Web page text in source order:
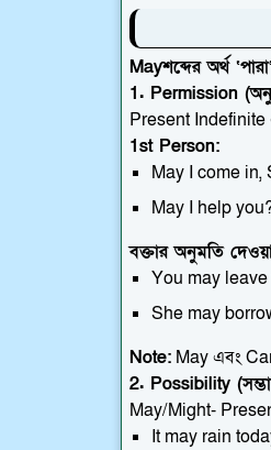
Mayশব্দের অর্থ
1. Permission
Present
1st Person:
May I come in,
May I help
বক্তার অনুমতি
You may
She may
Note: May এবং
2. Possibility
May/Might-
It may rain